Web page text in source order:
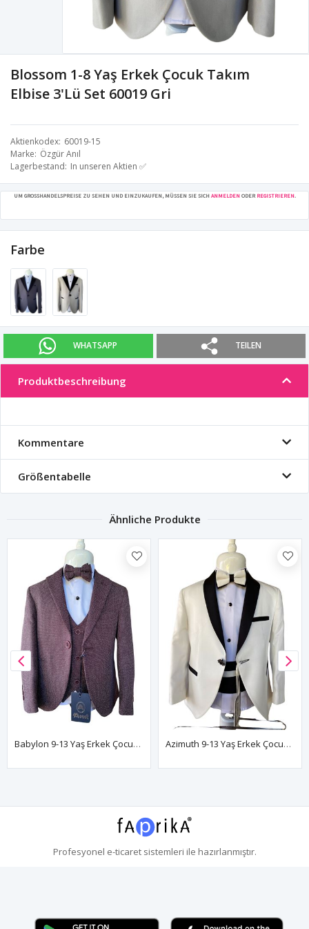
Blossom 1-8 Yaş Erkek Çocuk Takım
Elbise 3'Lü Set 60019 Gri
Aktienkodex 60019-15
Marke Özgür Anıl
Lagerbestand In unseren Aktien ✅
UM GROSSHANDELSPREISE ZU SEHEN UND EINZUKAUFEN, MÜSSEN SIE SICH ANMELDENODER REGISTRIEREN.
Farbe
WHATSAPP TEILEN
Produktbeschreibung
Kommentare
Größentabelle
Ähnliche Produkte
Babylon 9-13 Yaş Erkek Çocuk Takım Elbise 5'Li Set 70018 Bordo Azimuth 9-13 Yaş Erkek Çocuk Takım Elbise 5'Li Set 70017 Kırık Beyaz
Profesyonel e-ticaretsistemleri ile hazırlanmıştır.